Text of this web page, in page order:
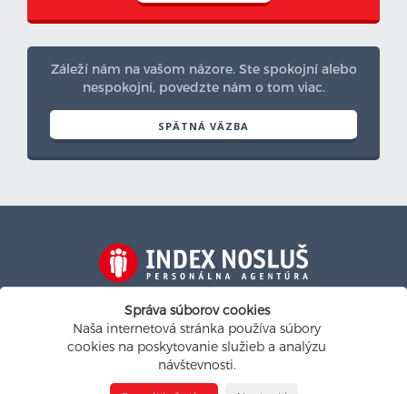
Záleží nám na vašom názore. Ste spokojní alebo
nespokojní, povedzte nám o tom viac.
SPÄTNÁ VÄZBA
Na personalistickom trhu od roku 1991
indexnoslus@indexnoslus.sk
Nastavenie cookies
Správa súborov cookies
Naša internetová stránka používa súbory
cookies na poskytovanie služieb a analýzu
návštevnosti.